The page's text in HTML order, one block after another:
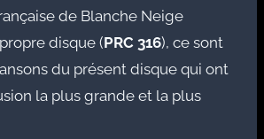
de Blanche Neige
disque (PRC 316), ce sont
du présent disque qui ont
la plus grande et la plus